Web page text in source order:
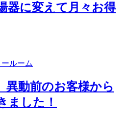
器に変えて月々お得
ルーム
異動前のお客様から
ました！